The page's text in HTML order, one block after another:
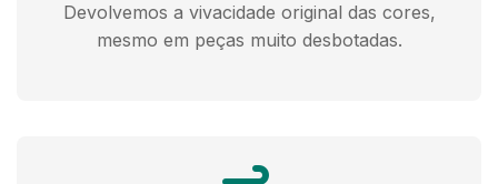
Devolvemos a vivacidade original das cores,
mesmo em peças muito desbotadas.